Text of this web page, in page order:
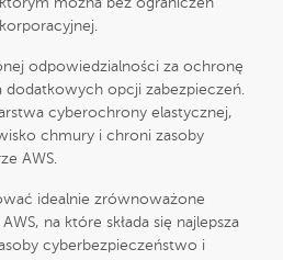
można bez ograniczeń
odpowiedzialności za ochronę
dodatkowych opcji zabezpieczeń.
cyberochrony elastycznej,
chmury i chroni zasoby
AWS.
idealnie zrównoważone
na które składa się najlepsza
cyberbezpieczeństwo i